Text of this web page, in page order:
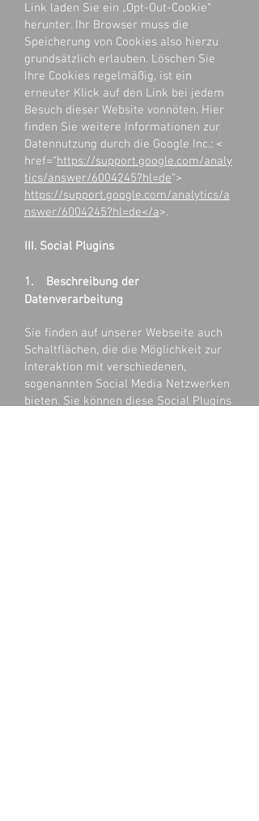
Link laden Sie ein „Opt-Out-Cookie“
herunter. Ihr Browser muss die
Speicherung von Cookies also hierzu
grundsätzlich erlauben. Löschen Sie
Ihre Cookies regelmäßig, ist ein
erneuter Klick auf den Link bei jedem
Besuch dieser Website vonnöten. Hier
finden Sie weitere Informationen zur
Datennutzung durch die Google Inc.: <
href=“https://support.google.com/analy
tics/answer/6004245?hl=de“>
https://support.google.com/analytics/a
nswer/6004245?hl=de</a>.
III. Social Plugins
1. Beschreibung der
Datenverarbeitung
Sie finden auf unserer Webseite auch
Schaltflächen, die die Möglichkeit zur
Interaktion mit verschiedenen,
sogenannten Social Media Netzwerken
bieten. Sie können diese Social Plugins